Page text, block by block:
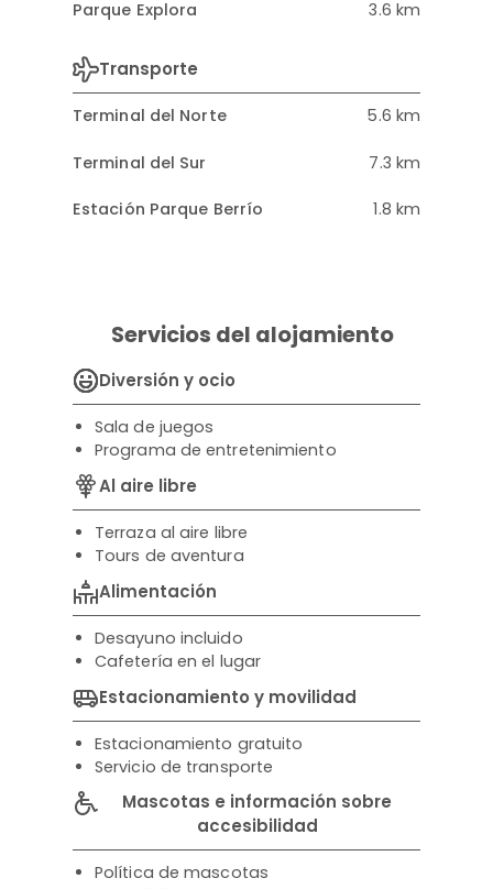
Parque Explora 3.6 km
Transporte
Terminal del Norte 5.6 km
Terminal del Sur 7.3 km
Estación Parque Berrío 1.8 km
Servicios del alojamiento
Diversión y ocio
Sala de juegos
Programa de entretenimiento
Al aire libre
Terraza al aire libre
Tours de aventura
Alimentación
Desayuno incluido
Cafetería en el lugar
Estacionamiento y movilidad
Estacionamiento gratuito
Servicio de transporte
Mascotas e información sobre
accesibilidad
Política de mascotas